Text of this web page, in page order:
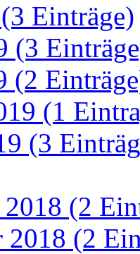
Einträge)
(3
(2
(1
(3
2018 (2
2018 (2